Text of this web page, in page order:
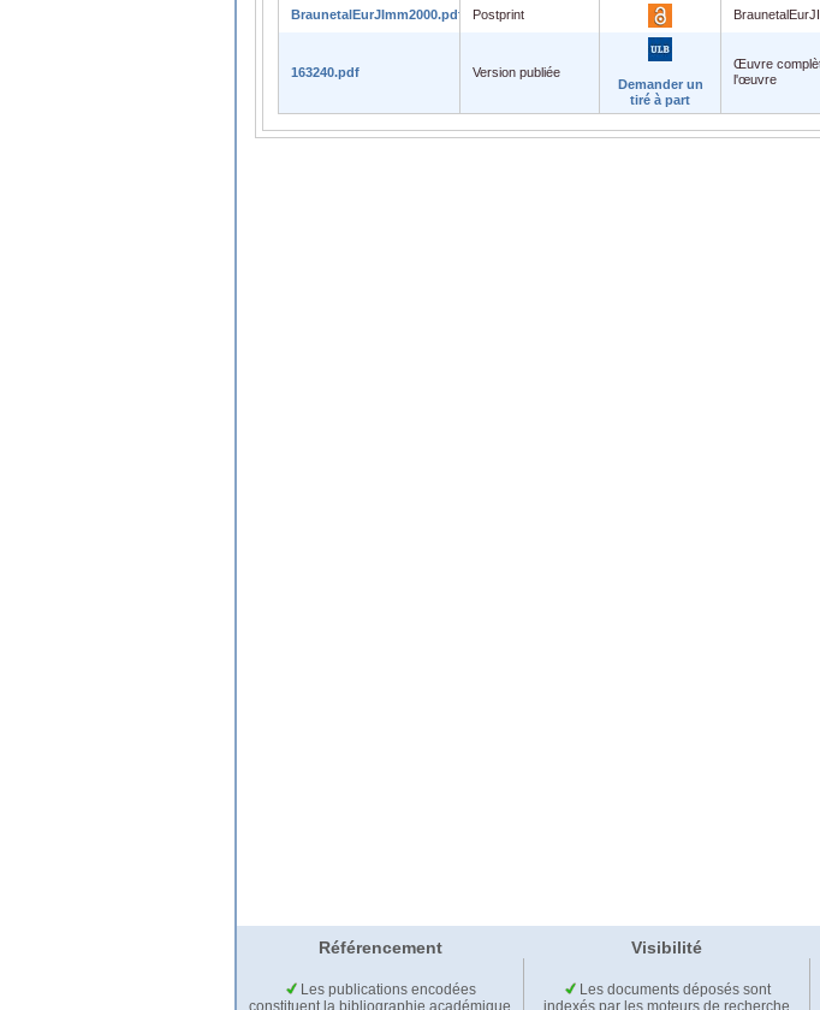
BraunetalEurJImm2000.pdf Postprint
163240.pdf
Version publiée
Demander un
tiré à part
Œuvre
l'œuvre
Référencement Visibilité
Les publications encodées
Les documents déposés sont